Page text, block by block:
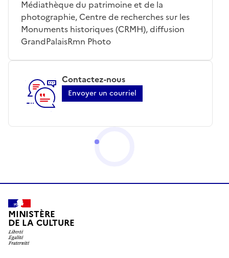
Médiathèque du patrimoine et de la
photographie, Centre de recherches sur les
Monuments historiques (CRMH), diffusion
GrandPalaisRmn Photo
Contactez-nous
Envoyer un courriel
MINISTÈRE
DE LA CULTURE